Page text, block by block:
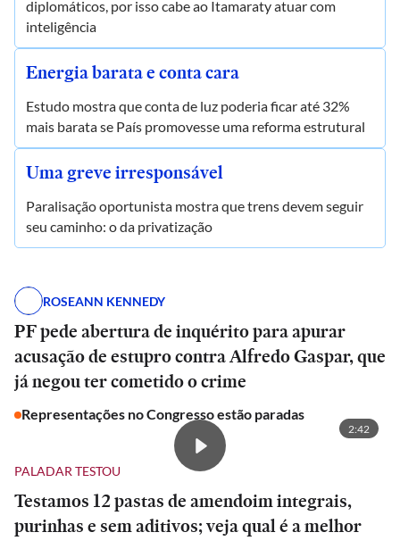
diplomáticos, por isso cabe ao Itamaraty atuar com
inteligência
Energia barata e conta cara
Estudo mostra que conta de luz poderia ficar até 32%
mais barata se País promovesse uma reforma estrutural
Uma greve irresponsável
Paralisação oportunista mostra que trens devem seguir
seu caminho: o da privatização
ROSEANN KENNEDY
PF pede abertura de inquérito para apurar
acusação de estupro contra Alfredo Gaspar, que
já negou ter cometido o crime
Representações no Congresso estão paradas
2:42
PALADAR TESTOU
Testamos 12 pastas de amendoim integrais,
purinhas e sem aditivos; veja qual é a melhor